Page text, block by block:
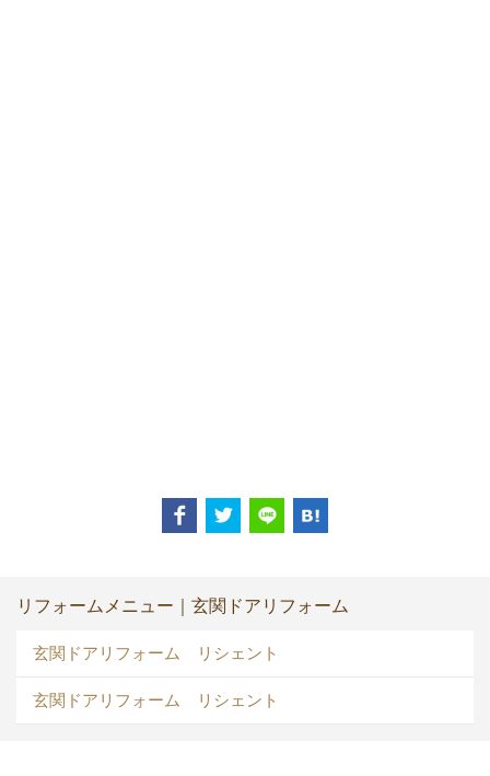
リフォームメニュー｜玄関ドアリフォーム
玄関ドアリフォーム リシェント
玄関ドアリフォーム リシェント